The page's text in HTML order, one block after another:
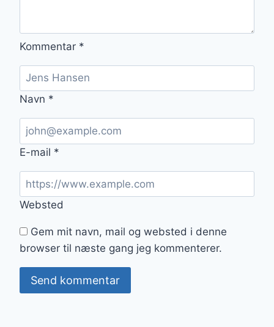
Kommentar *
Navn *
E-mail *
Websted
Gem mit navn, mail og websted i denne
browser til næste gang jeg kommenterer.